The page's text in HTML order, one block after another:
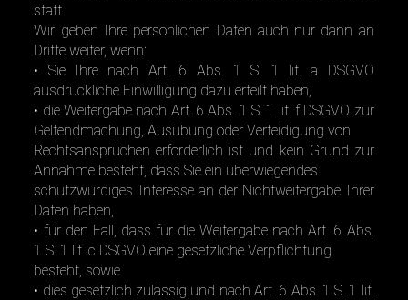
statt.
Wir geben Ihre persönlichen Daten auch nur dann an
Dritte weiter, wenn:
• Sie Ihre nach Art. 6 Abs. 1 S. 1 lit. a DSGVO
ausdrückliche Einwilligung dazu erteilt haben,
• die Weitergabe nach Art. 6 Abs. 1 S. 1 lit. f DSGVO zur
Geltendmachung, Ausübung oder Verteidigung von
Rechtsansprüchen erforderlich ist und kein Grund zur
Annahme besteht, dass Sie ein überwiegendes
schutzwürdiges Interesse an der Nichtweitergabe Ihrer
Daten haben,
• für den Fall, dass für die Weitergabe nach Art. 6 Abs.
1 S. 1 lit. c DSGVO eine gesetzliche Verpflichtung
besteht, sowie
• dies gesetzlich zulässig und nach Art. 6 Abs. 1 S. 1 lit.